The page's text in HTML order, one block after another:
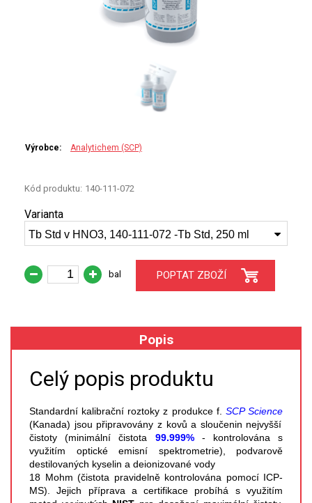
HORIBA (JOBIN YVONE)
ANALYTIK JENA
STANDARDY
SPECIÁLNÍ APLIKACE
APLIKACE CETAC
VZORKOVNICE XRF
TAVENÍ
LISOVÁNÍ
STANDARDNÍ ROZTOKY A RM
Výrobce: Analytichem (SCP)
Kód produktu: 140-111-072
Varianta
Tb Std v HNO3, 140-111-072 -Tb Std, 250 ml
bal POPTAT ZBOŽÍ
Popis
Celý popis produktu
Standardní kalibrační roztoky z produkce f. SCP Science
(Kanada) jsou připravovány z kovů a sloučenin nejvyšší
čistoty (minimální čistota 99.999%- kontrolována s
využitím optické emisní spektrometrie), podvarově
destilovaných kyselin a deionizované vody
18 Mohm (čistota pravidelně kontrolována pomocí ICP-
MS). Jejich příprava a certifikace probíhá s využitím